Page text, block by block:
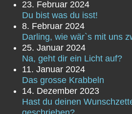
23. Februar 2024
Du bist was du isst!
8. Februar 2024
Darling, wie wär`s mit uns
25. Januar 2024
Na, geht dir ein Licht auf?
11. Januar 2024
Das grosse Krabbeln
14. Dezember 2023
Hast du deinen